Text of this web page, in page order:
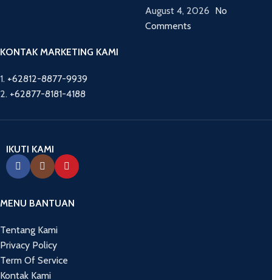
August 4, 2026 No
Comments
KONTAK MARKETING KAMI
1. +62812-8877-9939
2. +62877-8181-4188
IKUTI KAMI
MENU BANTUAN
Tentang Kami
Privacy Policy
Term Of Service
Kontak Kami